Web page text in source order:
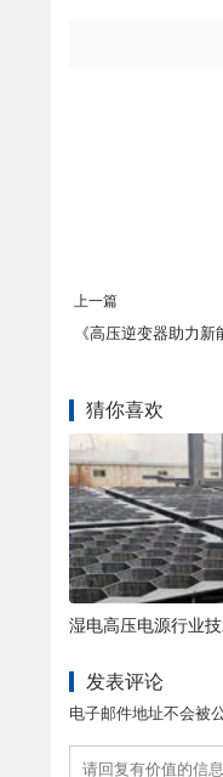
上一篇
《高压逆变器助力
猜你喜欢
发表评论
电子邮件地址不会被